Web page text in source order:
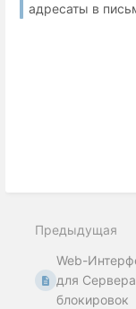
адресаты в
Предыдущая
Web-
для Сервера
блокировок